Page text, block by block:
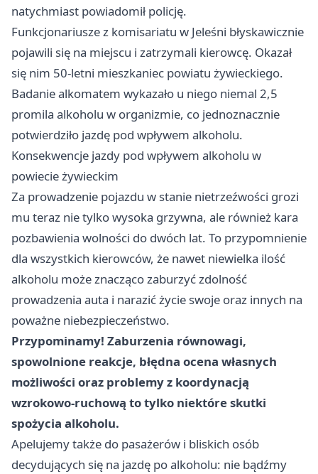
natychmiast powiadomił policję.
Funkcjonariusze z komisariatu w Jeleśni błyskawicznie
pojawili się na miejscu i zatrzymali kierowcę. Okazał
się nim 50-letni mieszkaniec powiatu żywieckiego.
Badanie alkomatem wykazało u niego niemal 2,5
promila alkoholu w organizmie, co jednoznacznie
potwierdziło jazdę pod wpływem alkoholu.
Konsekwencje jazdy pod wpływem alkoholu w
powiecie żywieckim
Za prowadzenie pojazdu w stanie nietrzeźwości grozi
mu teraz nie tylko wysoka grzywna, ale również kara
pozbawienia wolności do dwóch lat. To przypomnienie
dla wszystkich kierowców, że nawet niewielka ilość
alkoholu może znacząco zaburzyć zdolność
prowadzenia auta i narazić życie swoje oraz innych na
poważne niebezpieczeństwo.
Przypominamy! Zaburzenia równowagi,
spowolnione reakcje, błędna ocena własnych
możliwości oraz problemy z koordynacją
wzrokowo-ruchową to tylko niektóre skutki
spożycia alkoholu.
Apelujemy także do pasażerów i bliskich osób
decydujących się na jazdę po alkoholu: nie bądźmy